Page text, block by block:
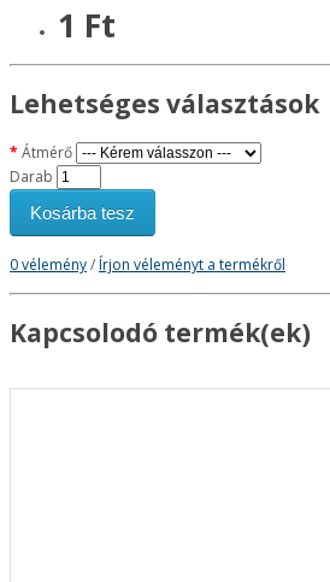
1 Ft
Lehetséges választások
Átmérő
Darab
Kosárba tesz
0 vélemény/Írjon véleményt a termékről
Kapcsolodó termék(ek)